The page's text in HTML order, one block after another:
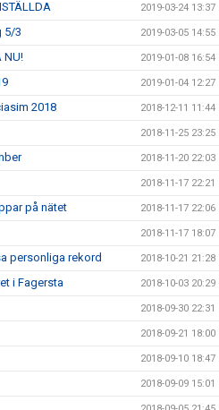
2019-03-24 13:37
5/3 2019-03-05 14:55
NU! 2019-01-08 16:54
2019-01-04 12:27
2018 2018-12-11 11:44
2018-11-25 23:25
2018-11-20 22:03
2018-11-17 22:21
på nätet 2018-11-17 22:06
2018-11-17 18:07
personliga rekord 2018-10-21 21:28
i Fagersta 2018-10-03 20:29
2018-09-30 22:31
2018-09-21 18:00
2018-09-10 18:47
2018-09-09 15:01